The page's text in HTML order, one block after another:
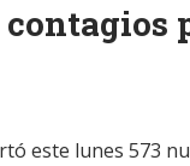
este lunes 573